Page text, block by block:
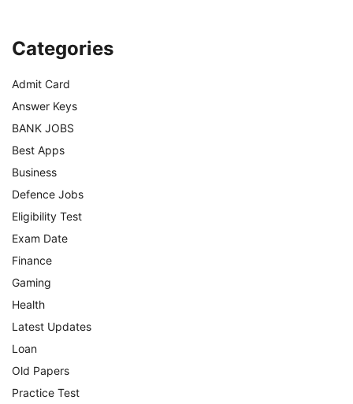
Categories
Admit Card
Answer Keys
BANK JOBS
Best Apps
Business
Defence Jobs
Eligibility Test
Exam Date
Finance
Gaming
Health
Latest Updates
Loan
Old Papers
Practice Test